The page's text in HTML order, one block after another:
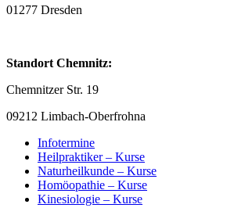
01277 Dresden
Standort Chemnitz:
Chemnitzer Str. 19
09212 Limbach-Oberfrohna
Infotermine
Heilpraktiker – Kurse
Naturheilkunde – Kurse
Homöopathie – Kurse
Kinesiologie – Kurse